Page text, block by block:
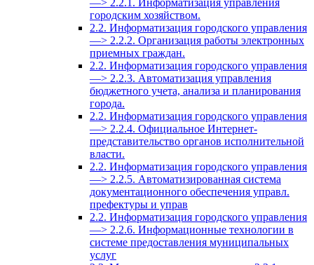
городским хозяйством.
2.2. Информатизация городского управления
—> 2.2.2. Организация работы электронных
приемных граждан.
2.2. Информатизация городского управления
—> 2.2.3. Автоматизация управления
бюджетного учета, анализа и планирования
города.
2.2. Информатизация городского управления
—> 2.2.4. Официальное Интернет-
представительство органов исполнительной
власти.
2.2. Информатизация городского управления
—> 2.2.5. Автоматизированная система
документационного обеспечения управл.
префектуры и управ
2.2. Информатизация городского управления
—> 2.2.6. Информационные технологии в
системе предоставления муниципальных
услуг